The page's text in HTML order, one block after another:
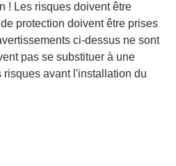
! Les risques doivent être
protection doivent être prises
ci-dessus ne sont
pas se substituer à une
avant l'installation du